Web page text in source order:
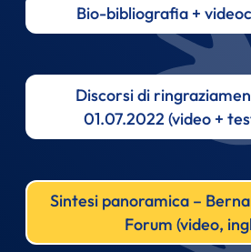
Bio-bibliografia +
Discorsi di
01.07.2022 (video +
Sintesi panoramica –
Forum (video,